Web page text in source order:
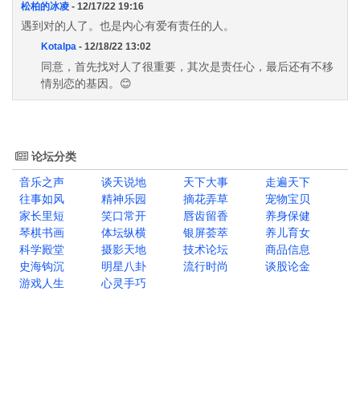
松柏的冰凌 - 12/17/22 19:16
遇到对的人了。也是内心有爱有责任的人。
Kotalpa - 12/18/22 13:02
同意，首先找对人了很重要，其次是责任心，最后还有不移
情别恋的基因。😊
论坛分类
音乐之声
谈天说地 天下大事
走遍天下
往事如风
精神乐园 摘花弄草
宠物宝贝
家长里短
笑口常开 唇齿留香
养身保健
琴棋书画
体坛纵横 银屏荟萃
养儿育女
科学殿堂
摄影天地 技术论坛
商品信息
史海钩沉
明星八卦 流行时尚
谈股论金
游戏人生
心灵手巧